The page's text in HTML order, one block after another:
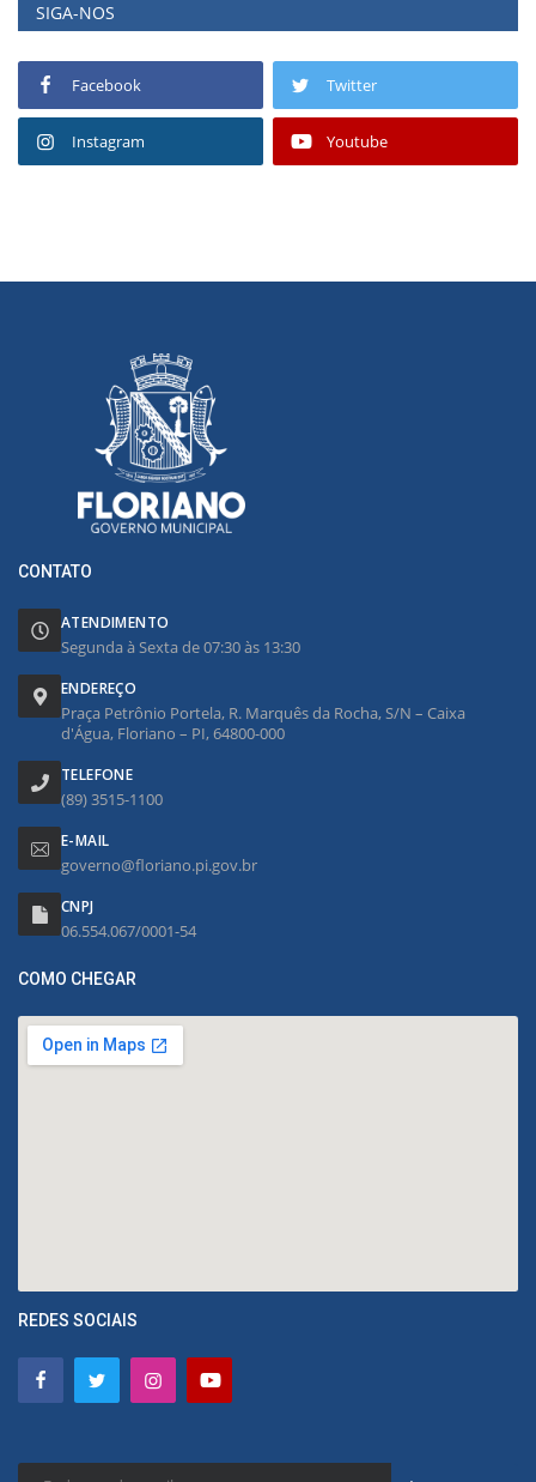
SIGA-NOS
Facebook Twitter
Instagram Youtube
CONTATO
ATENDIMENTO
Segunda à Sexta de 07:30 às 13:30
ENDEREÇO
Praça Petrônio Portela, R. Marquês da Rocha, S/N – Caixa
d'Água, Floriano – PI, 64800-000
TELEFONE
(89) 3515-1100
E-MAIL
governo@floriano.pi.gov.br
CNPJ
06.554.067/0001-54
COMO CHEGAR
REDES SOCIAIS